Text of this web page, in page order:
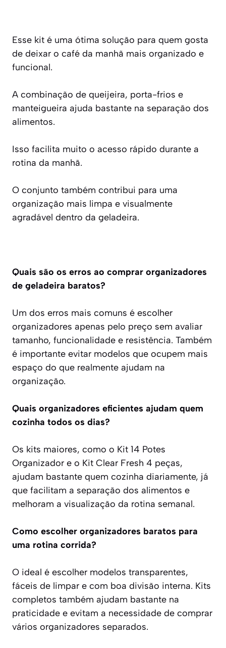
Esse kit é uma ótima solução para quem gosta
de deixar o café da manhã mais organizado e
funcional.
A combinação de queijeira, porta-frios e
manteigueira ajuda bastante na separação dos
alimentos.
Isso facilita muito o acesso rápido durante a
rotina da manhã.
O conjunto também contribui para uma
organização mais limpa e visualmente
agradável dentro da geladeira.
Quais são os erros ao comprar organizadores
de geladeira baratos?
Um dos erros mais comuns é escolher
organizadores apenas pelo preço sem avaliar
tamanho, funcionalidade e resistência. Também
é importante evitar modelos que ocupem mais
espaço do que realmente ajudam na
organização.
Quais organizadores eficientes ajudam quem
cozinha todos os dias?
Os kits maiores, como o Kit 14 Potes
Organizador e o Kit Clear Fresh 4 peças,
ajudam bastante quem cozinha diariamente, já
que facilitam a separação dos alimentos e
melhoram a visualização da rotina semanal.
Como escolher organizadores baratos para
uma rotina corrida?
O ideal é escolher modelos transparentes,
fáceis de limpar e com boa divisão interna. Kits
completos também ajudam bastante na
praticidade e evitam a necessidade de comprar
vários organizadores separados.